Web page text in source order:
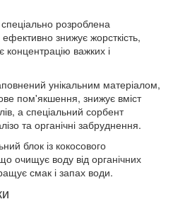
розроблена
знижує жорсткість,
важких і
унікальним матеріалом,
пом'якшення, знижує вміст
а спеціальний сорбент
та органічні забруднення.
блок із кокосового
очищує воду від органічних
смак і запах води.